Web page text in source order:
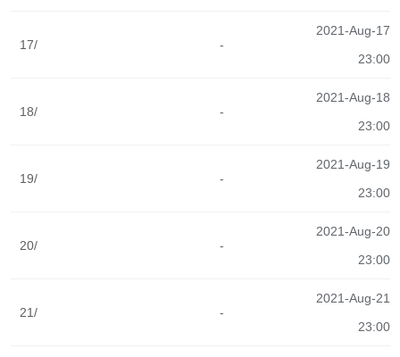
17/ -
2021-Aug-17
23:00
18/ -
2021-Aug-18
23:00
19/ -
2021-Aug-19
23:00
20/ -
2021-Aug-20
23:00
21/ -
2021-Aug-21
23:00